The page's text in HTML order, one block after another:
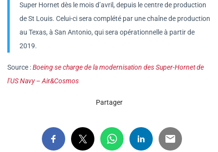
Super Hornet dès le mois d’avril, depuis le centre de production
de St Louis. Celui-ci sera complété par une chaîne de production
au Texas, à San Antonio, qui sera opérationnelle à partir de
2019.
Source :Boeing se charge de la modernisation des Super-Hornet de
l’US Navy – Air&Cosmos
Partager